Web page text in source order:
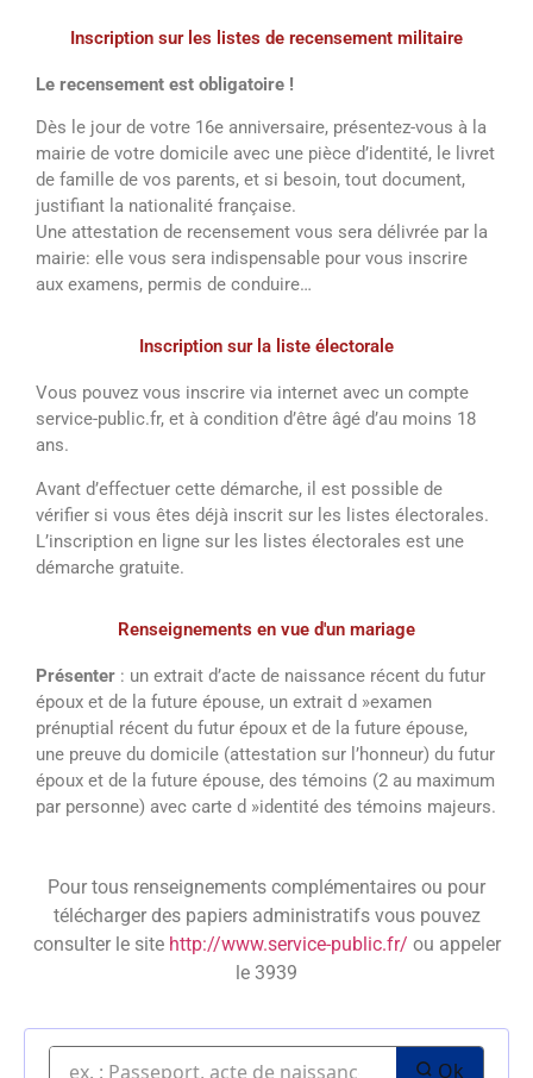
Inscription sur les listes de recensement militaire
Le recensement est obligatoire !
Dès le jour de votre 16e anniversaire, présentez-vous à la
mairie de votre domicile avec une pièce d’identité, le livret
de famille de vos parents, et si besoin, tout document,
justifiant la nationalité française.
Une attestation de recensement vous sera délivrée par la
mairie: elle vous sera indispensable pour vous inscrire
aux examens, permis de conduire…
Inscription sur la liste électorale
Vous pouvez vous inscrire via internet avec un compte
service-public.fr, et à condition d’être âgé d’au moins 18
ans.
Avant d’effectuer cette démarche, il est possible de
vérifier si vous êtes déjà inscrit sur les listes électorales.
L’inscription en ligne sur les listes électorales est une
démarche gratuite.
Renseignements en vue d'un mariage
Présenter : un extrait d’acte de naissance récent du futur
époux et de la future épouse, un extrait d »examen
prénuptial récent du futur époux et de la future épouse,
une preuve du domicile (attestation sur l’honneur) du futur
époux et de la future épouse, des témoins (2 au maximum
par personne) avec carte d »identité des témoins majeurs.
Pour tous renseignements complémentaires ou pour
télécharger des papiers administratifs vous pouvez
consulter le site http://www.service-public.fr/ ou appeler
le 3939
Ok